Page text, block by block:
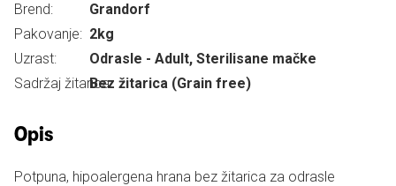
Brend:
Grandorf
Pakovanje: 2kg
Uzrast:
Odrasle - Adult, Sterilisane mačke
Sadržaj žitarica:Bez žitarica (Grain free)
Opis
Potpuna, hipoalergena hrana bez žitarica za odrasle